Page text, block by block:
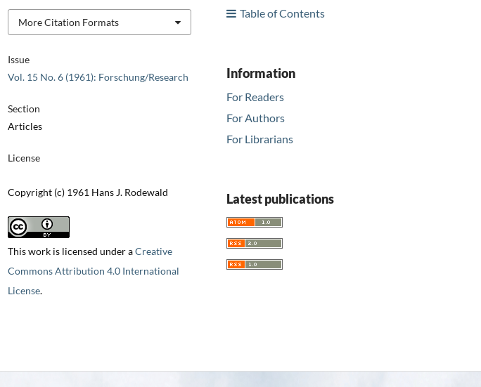
Issue
Vol. 15 No. 6 (1961): Forschung/Research
Section
Articles
License
Copyright (c) 1961 Hans J. Rodewald
This work is licensed under aCreative
Commons Attribution 4.0 International
License.
More Citation Formats
Table of Contents
Information
For Readers
For Authors
For Librarians
Latest publications